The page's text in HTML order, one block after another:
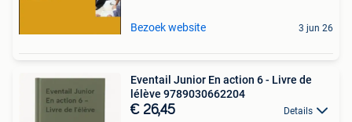
Bezoek website 3 jun 26
Eventail Junior En action 6 - Livre de
lélève 9789030662204
€ 26,45 Details